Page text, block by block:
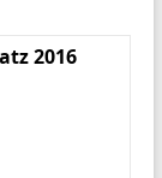
2016